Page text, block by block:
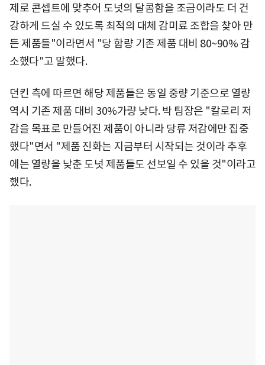
제로 콘셉트에 맞추어 도넛의 달콤함을 조금이라도 더 건
강하게 드실 수 있도록 최적의 대체 감미료 조합을 찾아 만
든 제품들"이라면서 "당 함량 기존 제품 대비 80~90% 감
소했다"고 말했다.
던킨 측에 따르면 해당 제품들은 동일 중량 기준으로 열량
역시 기존 제품 대비 30%가량 낮다. 박 팀장은 "칼로리 저
감을 목표로 만들어진 제품이 아니라 당류 저감에만 집중
했다"면서 "제품 진화는 지금부터 시작되는 것이라 추후
에는 열량을 낮춘 도넛 제품들도 선보일 수 있을 것"이라고
했다.